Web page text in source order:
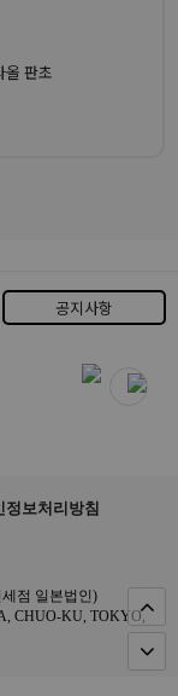
올 판초
공지사항
정보처리방침
세점 일본법인)
CHUO-KU, TOKYO,